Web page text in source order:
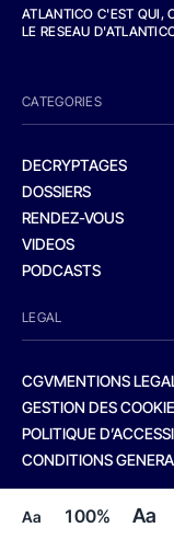
Aa 100% Aa
ATLANTICO C'EST QUI,
LE RESEAU
CATEGORIES
DECRYPTAGES
DOSSIERS
RENDEZ-VOUS
VIDEOS
PODCASTS
LEGAL
CGVMENTIONS
GESTION DES
POLITIQUE
CONDITIONS